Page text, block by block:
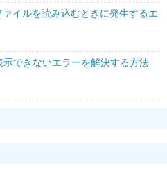
ァイルを読み込むときに発生するエ
できないエラーを解決する方法